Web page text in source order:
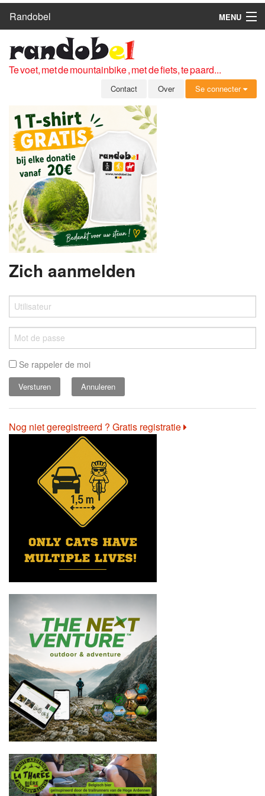
Randobel
MENU
ROUTES
CLUBS
OVER
LEDEN
ZICH AANMELDEN
GRATIS REGISTRATIE
WACHTWOORD VERGETEN
Te voet, met de mountainbike , met de fiets, te paard...
Contact Over Se connecter
Zich aanmelden
Se rappeler de moi
Annuleren
Nog niet geregistreerd ? Gratis registratie